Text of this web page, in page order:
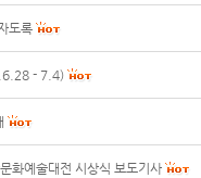
도록
- 7.4)
화예술대전 시상식 보도기사